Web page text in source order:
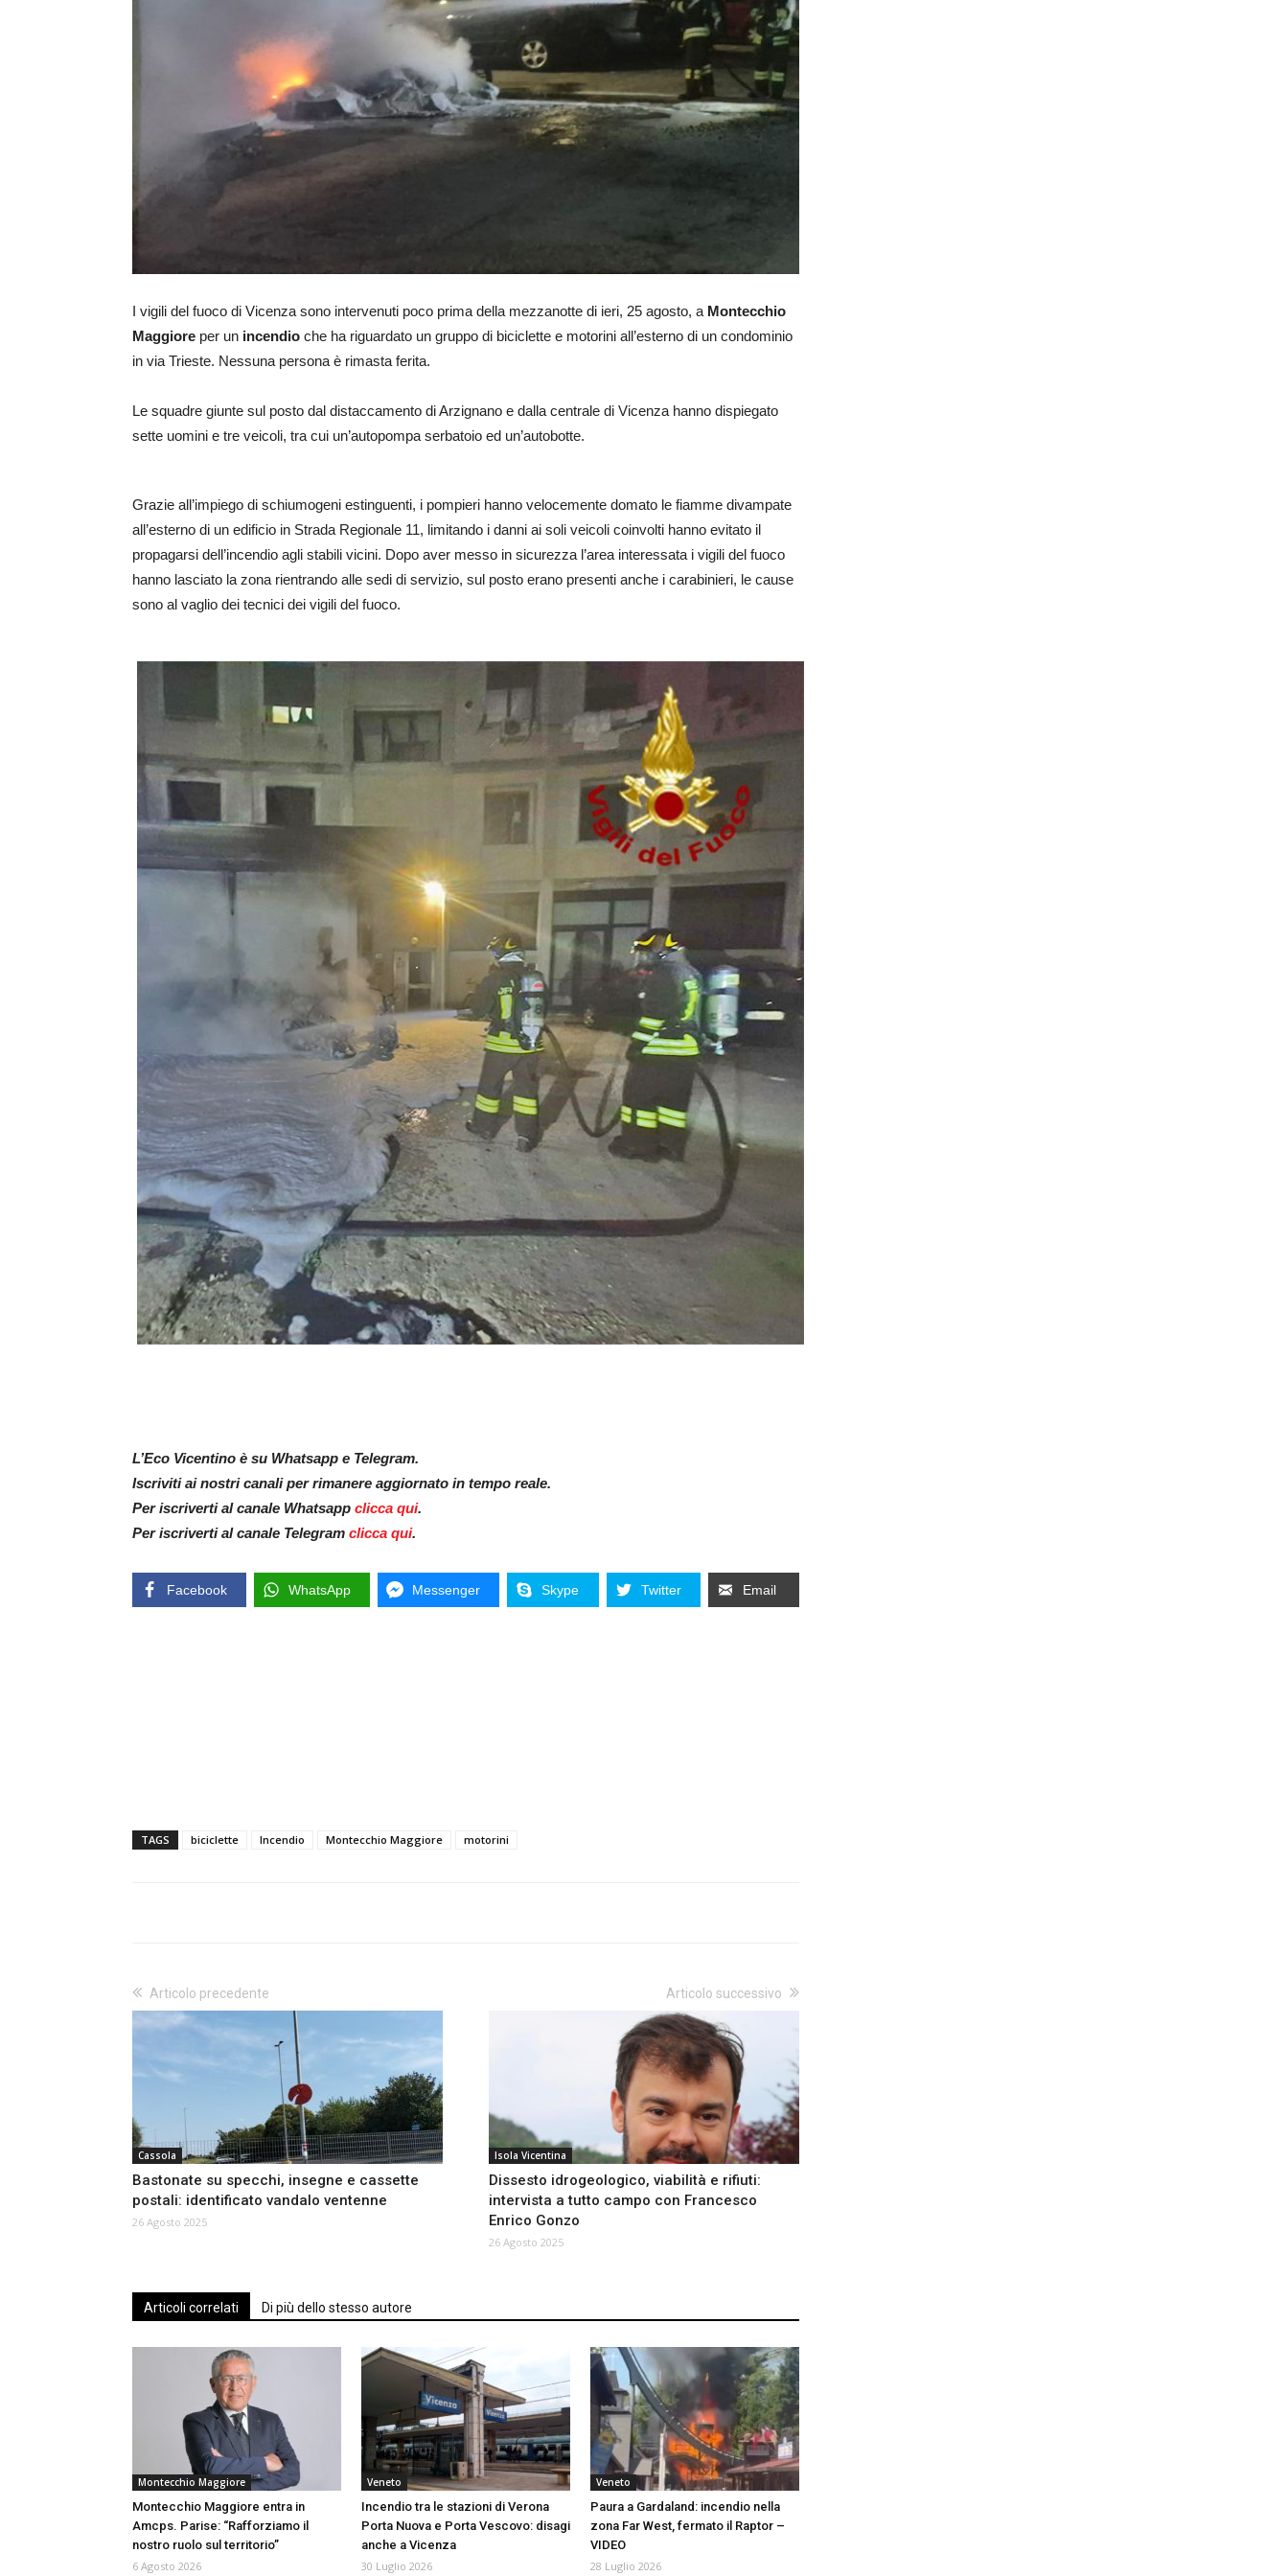
I vigili del fuoco di Vicenza sono intervenuti poco prima della mezzanotte di ieri, 25 agosto, a Montecchio
Maggiore per un incendio che ha riguardato un gruppo di biciclette e motorini all’esterno di un condominio
in via Trieste. Nessuna persona è rimasta ferita.
Le squadre giunte sul posto dal distaccamento di Arzignano e dalla centrale di Vicenza hanno dispiegato
sette uomini e tre veicoli, tra cui un’autopompa serbatoio ed un’autobotte.
Grazie all’impiego di schiumogeni estinguenti, i pompieri hanno velocemente domato le fiamme divampate
all’esterno di un edificio in Strada Regionale 11, limitando i danni ai soli veicoli coinvolti hanno evitato il
propagarsi dell’incendio agli stabili vicini. Dopo aver messo in sicurezza l’area interessata i vigili del fuoco
hanno lasciato la zona rientrando alle sedi di servizio, sul posto erano presenti anche i carabinieri, le cause
sono al vaglio dei tecnici dei vigili del fuoco.
L’Eco Vicentino è su Whatsapp e Telegram.
Iscriviti ai nostri canali per rimanere aggiornato in tempo reale.
Per iscriverti al canale Whatsapp clicca qui.
Per iscriverti al canale Telegram clicca qui.
Facebook WhatsApp Messenger Skype Twitter Email
TAGS biciclette Incendio Montecchio Maggiore motorini
Articolo precedente
Cassola
Bastonate su specchi, insegne e cassette
postali: identificato vandalo ventenne
26 Agosto 2025
Articolo successivo
Isola Vicentina
Dissesto idrogeologico, viabilità e rifiuti:
intervista a tutto campo con Francesco
Enrico Gonzo
26 Agosto 2025
Articoli correlati Di più dello stesso autore
Montecchio Maggiore
Montecchio Maggiore entra in
Amcps. Parise: “Rafforziamo il
nostro ruolo sul territorio”
6 Agosto 2026
Veneto
Incendio tra le stazioni di Verona
Porta Nuova e Porta Vescovo: disagi
anche a Vicenza
30 Luglio 2026
Veneto
Paura a Gardaland: incendio nella
zona Far West, fermato il Raptor –
VIDEO
28 Luglio 2026